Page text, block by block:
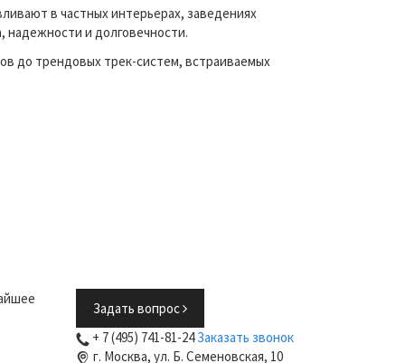
в частных интерьерах, заведениях
надежности и долговечности.
до трендовых трек-систем, встраиваемых
Задать вопрос
+ 7 (495) 741-81-24Заказать звонок
г. Москва, ул. Б. Семеновская, 10